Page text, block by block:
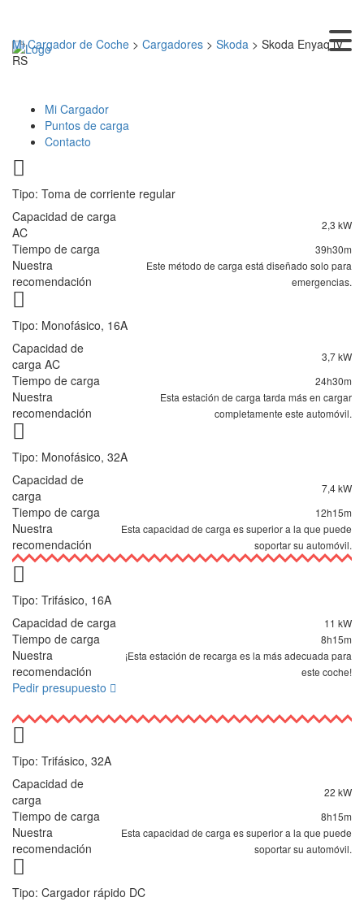
Mi Cargador de Coche > Cargadores > Skoda > Skoda Enyaq iV
RS
Mi Cargador
Puntos de carga
Contacto
Tipo: Toma de corriente regular
Capacidad de carga
AC
2,3 kW
Tiempo de carga 39h30m
Nuestra
recomendación
Este método de carga está diseñado solo para
emergencias.
Tipo: Monofásico, 16A
Capacidad de
carga AC
3,7 kW
Tiempo de carga 24h30m
Nuestra
recomendación
Esta estación de carga tarda más en cargar
completamente este automóvil.
Tipo: Monofásico, 32A
Capacidad de
carga
7,4 kW
Tiempo de carga 12h15m
Nuestra
recomendación
Esta capacidad de carga es superior a la que puede
soportar su automóvil.
Tipo: Trifásico, 16A
Capacidad de carga
11 kW
Tiempo de carga 8h15m
Nuestra
recomendación
¡Esta estación de recarga es la más adecuada para
este coche!
Pedir presupuesto
Tipo: Trifásico, 32A
Capacidad de
carga
22 kW
Tiempo de carga 8h15m
Nuestra
recomendación
Esta capacidad de carga es superior a la que puede
soportar su automóvil.
Tipo: Cargador rápido DC